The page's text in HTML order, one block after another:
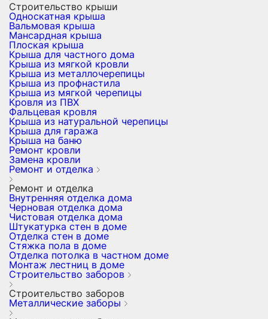
Строительство крыши
Односкатная крыша
Вальмовая крыша
Мансардная крыша
Плоская крыша
Крыша для частного дома
Крыша из мягкой кровли
Крыша из металлочерепицы
Крыша из профнастила
Крыша из мягкой черепицы
Кровля из ПВХ
Фальцевая кровля
Крыша из натуральной черепицы
Крыша для гаража
Крыша на баню
Ремонт кровли
Замена кровли
Ремонт и отделка
Ремонт и отделка
Внутренняя отделка дома
Черновая отделка дома
Чистовая отделка дома
Штукатурка стен в доме
Отделка стен в доме
Стяжка пола в доме
Отделка потолка в частном доме
Монтаж лестниц в доме
Строительство заборов
Строительство заборов
Металлические заборы